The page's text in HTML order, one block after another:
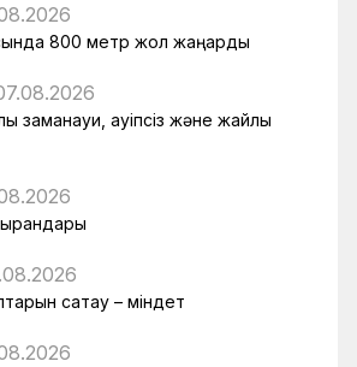
800 метр жол жаңарды
заманауи, қауіпсіз және жайлы
сақтау – міндет